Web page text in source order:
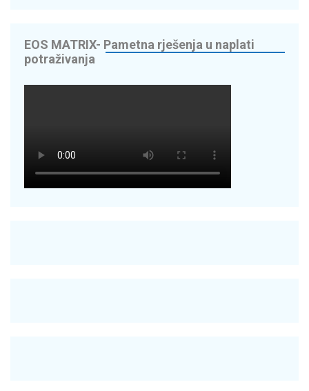
EOS MATRIX- Pametna rješenja u naplati
potraživanja